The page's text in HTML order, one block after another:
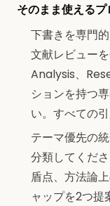
そのまま使えるプ
下書きを専門
文献レビュー
Analysis、
ションを持つ
い。すべての
テーマ優先の
分類してくだ
盾点、方法論
ャップを2つ提